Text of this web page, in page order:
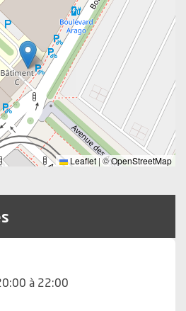
Leaflet | ©OpenStreetMap
à 22:00